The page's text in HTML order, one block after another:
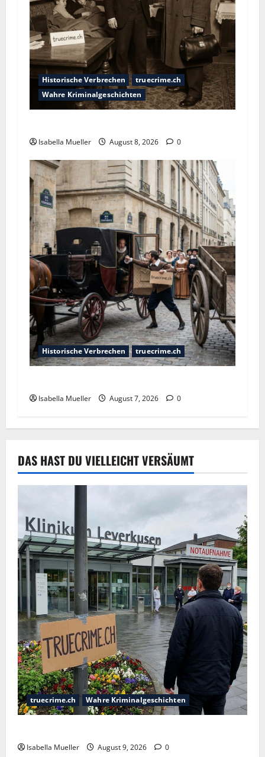
Historische Verbrechen
truecrime.ch
Wahre Kriminalgeschichten
Isabella Mueller August 8, 2026 0
Historische Verbrechen truecrime.ch
Isabella Mueller August 7, 2026 0
DAS HAST DU VIELLEICHT VERSÄUMT
truecrime.ch Wahre Kriminalgeschichten
Isabella Mueller August 9, 2026 0